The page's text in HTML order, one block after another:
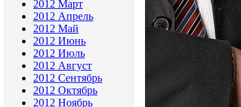
2012 Март
2012 Апрель
2012 Май
2012 Июнь
2012 Июль
2012 Август
2012 Сентябрь
2012 Октябрь
2012 Ноябрь